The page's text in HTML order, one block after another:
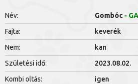
Név: Gombóc -
Fajta:
keverék
Nem:
kan
Születési idő:
2023.08.02.
Kombi oltás:
igen